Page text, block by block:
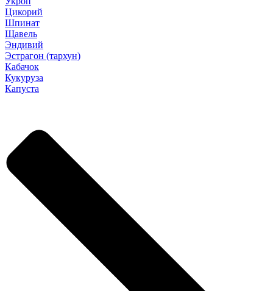
Цикорий
Шпинат
Щавель
Эндивий
Эстрагон (тархун)
Кабачок
Кукуруза
Капуста